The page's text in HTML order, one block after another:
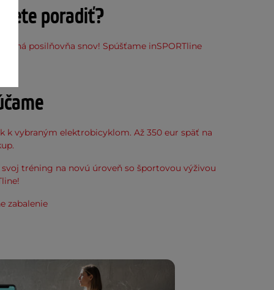
poradiť?
posilňovňa snov! Spúšťame inSPORTline
k vybraným elektrobicyklom. Až 350 eur späť na
svoj tréning na novú úroveň so športovou výživou
zabalenie